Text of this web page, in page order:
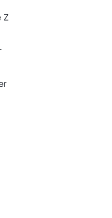
Z